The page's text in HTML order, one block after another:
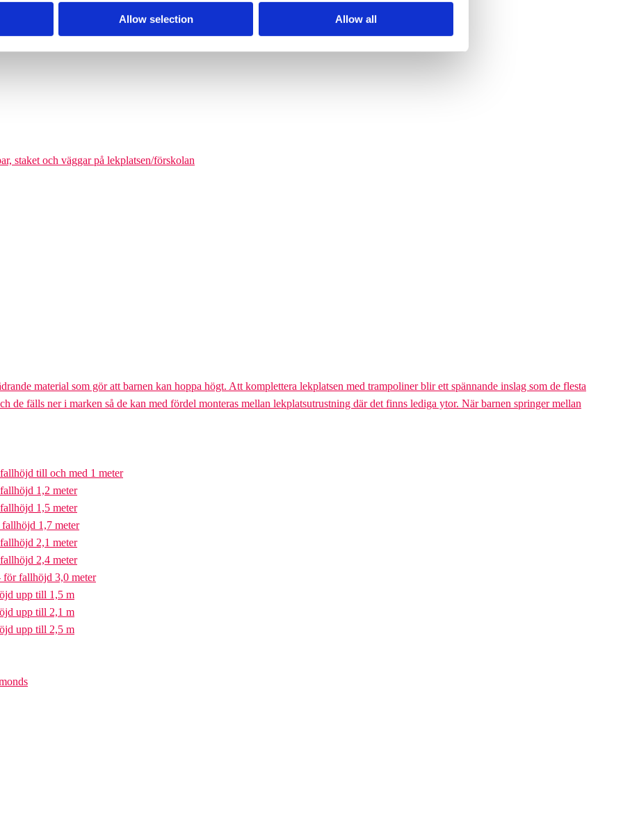
Allow selection Allow all
där man kan förena leken med matematikutmaningar
staket och väggar på lekplatsen/förskolan
material som gör att barnen kan hoppa högt. Att komplettera lekplatsen med trampoliner blir ett spännande inslag som de flesta
de fälls ner i marken så de kan med fördel monteras mellan lekplatsutrustning där det finns lediga ytor. När barnen springer mellan
till och med 1 meter
1,2 meter
1,5 meter
1,7 meter
2,1 meter
2,4 meter
för fallhöjd 3,0 meter
upp till 1,5 m
upp till 2,1 m
upp till 2,5 m